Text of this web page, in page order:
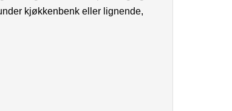
kjøkkenbenk eller lignende,